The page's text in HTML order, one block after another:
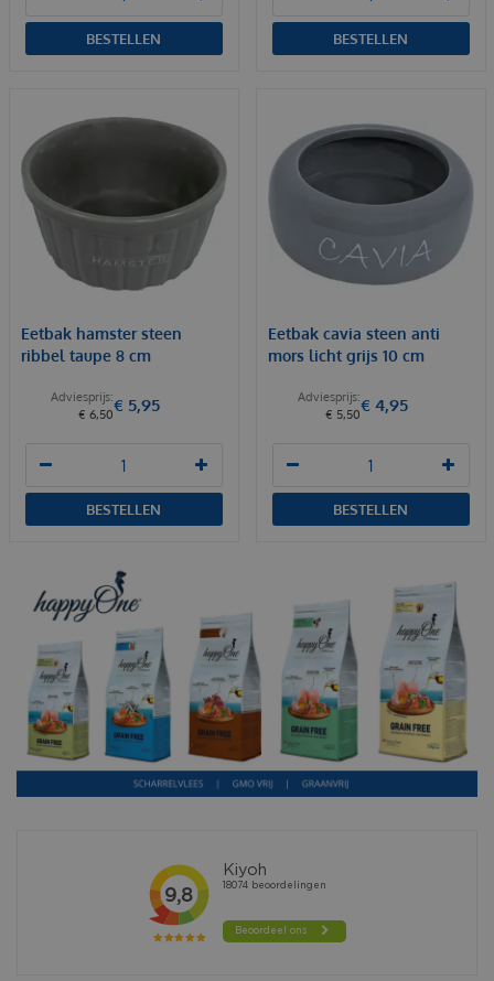
BESTELLEN BESTELLEN
Eetbak hamster steen
ribbel taupe 8 cm
€ 6,50€ 5,95
BESTELLEN
Eetbak cavia steen anti
mors licht grijs 10 cm
€ 5,50€ 4,95
BESTELLEN